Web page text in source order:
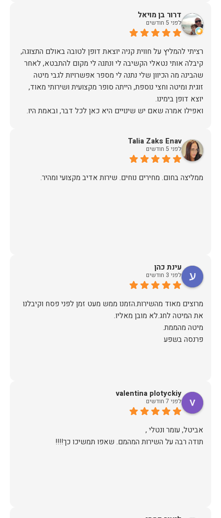
דרור בן מויאל
לפני 5 חודשים
רציתי להמליץ על חווית קניה יוצאת דופן לטובה באולם התצוגה,
קיבלה אותי נטאלי הקשיבה לי ונתנה לי מקום להתבטא, לאחר
שהבינה מה הכיוון שלי נתנה לי מספר אפשרויות לגבי מיטה
זוגית ומיטה וחצי נוספת, הייתה סופר מקצועית ושירותי מאוד,
תודה. Talia Zaks Enav
לפני 5 חודשים
ממליצה בחום. מחירים נוחים. שירות אדיב מקצועי ומהיר.
עינת כהן
לפני 3 חודשים
מרוצים מאוד מהשירות.הזמנו ממש מעט זמן לפני פסח וקיבלנו
פרנסה בשפע
valentina plotyckiy
לפני 7 חודשים
תודה רבה על השירות המהמם. שאפו תמשיכו כך!!!!